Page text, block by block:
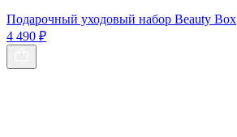
Подарочный уходовый набор Beauty Box
4 490 ₽